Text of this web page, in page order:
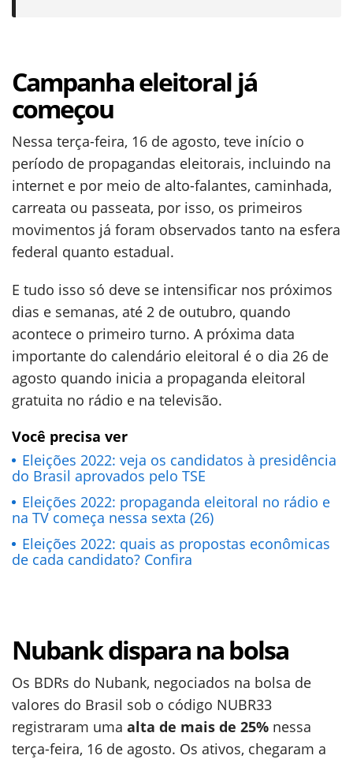
Campanha eleitoral já
começou
Nessa terça-feira, 16 de agosto, teve início o
período de propagandas eleitorais, incluindo na
internet e por meio de alto-falantes, caminhada,
carreata ou passeata, por isso, os primeiros
movimentos já foram observados tanto na esfera
federal quanto estadual.
E tudo isso só deve se intensificar nos próximos
dias e semanas, até 2 de outubro, quando
acontece o primeiro turno. A próxima data
importante do calendário eleitoral é o dia 26 de
agosto quando inicia a propaganda eleitoral
gratuita no rádio e na televisão.
Você precisa ver
Eleições 2022: veja os candidatos à presidência
do Brasil aprovados pelo TSE
Eleições 2022: propaganda eleitoral no rádio e
na TV começa nessa sexta (26)
Eleições 2022: quais as propostas econômicas
de cada candidato? Confira
Nubank dispara na bolsa
Os BDRs do Nubank, negociados na bolsa de
valores do Brasil sob o código NUBR33
registraram uma alta de mais de 25% nessa
terça-feira, 16 de agosto. Os ativos, chegaram a